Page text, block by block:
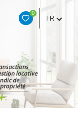
0
FR